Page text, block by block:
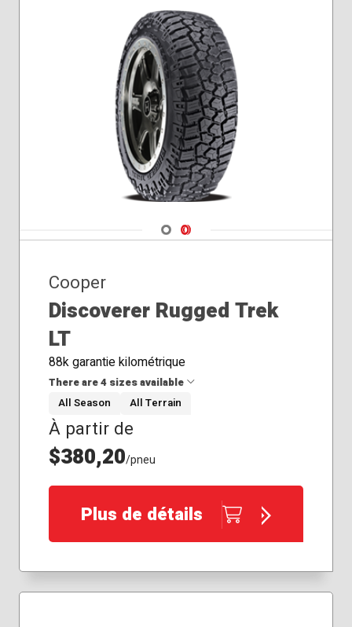
Navigate 1
Navigate 2
Cooper
Discoverer Rugged Trek
LT
88k garantie kilométrique
There are 4 sizes available
33x12.50R20
35x12.50R20
275/65R18
305/55R20
All Season All Terrain
À partir de
$380,20/pneu
Plus de détails